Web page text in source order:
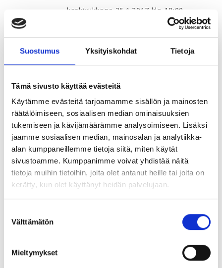
Suostumus Yksityiskohdat Tietoja
Tämä sivusto käyttää evästeitä
Käytämme evästeitä tarjoamamme sisällön ja mainosten
räätälöimiseen, sosiaalisen median ominaisuuksien
tukemiseen ja kävijämäärämme analysoimiseen. Lisäksi
jaamme sosiaalisen median, mainosalan ja analytiikka-
alan kumppaneillemme tietoja siitä, miten käytät
sivustoamme. Kumppanimme voivat yhdistää näitä
tietoja muihin tietoihin, joita olet antanut heille tai joita on
kerätty, kun olet käyttänyt heidän palvelujaan.
valinta
Välttämätön
Mieltymykset
keskiviikkona 25.1.2017 klo 18:00
Teatteri Forum, Yrjönkatu 31, Helsinki
18:30 illallinen ja ohjelmaa
kokoonpanolla
Stella Polaris improvisaatioteatteri
Photo Booth
Juontajana ja taikurina Martti Vannas
Juhlimme iloisen 20-luvun hengessä.
Isännät pukeutuvat teeman mukaisesti ja
voit halutessasi noudattaa samaa
teemaa.
Ilmoitathan osallistumisestasi30.12.2016
Lisätietoja:
kyllikki.kivijarvi@yty.fi